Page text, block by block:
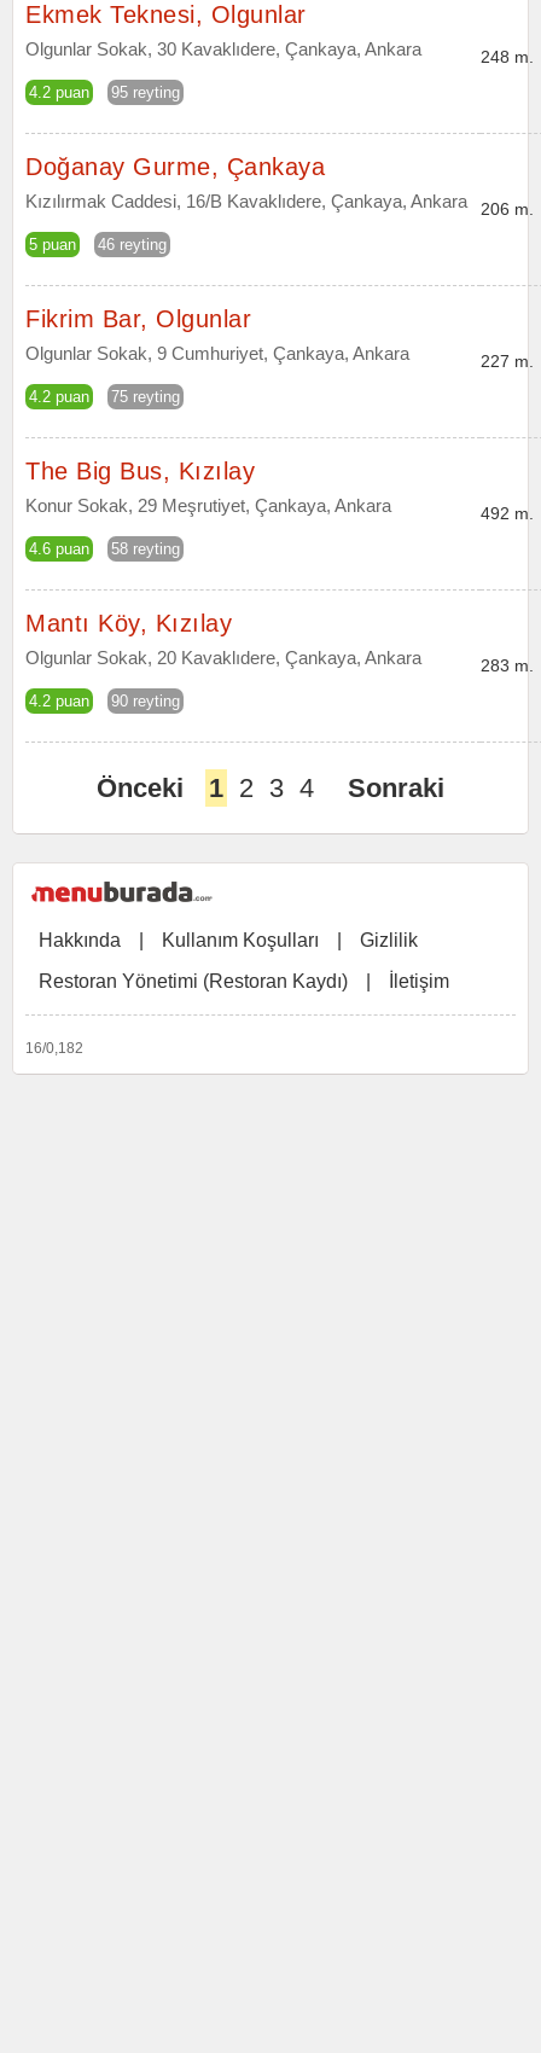
Ekmek Teknesi, Olgunlar
Olgunlar Sokak, 30 Kavaklıdere, Çankaya, Ankara
4.2 puan 95 reyting
248 m.
Doğanay Gurme, Çankaya
Kızılırmak Caddesi, 16/B Kavaklıdere, Çankaya, Ankara
5 puan 46 reyting
206 m.
Fikrim Bar, Olgunlar
Olgunlar Sokak, 9 Cumhuriyet, Çankaya, Ankara
4.2 puan 75 reyting
227 m.
The Big Bus, Kızılay
Konur Sokak, 29 Meşrutiyet, Çankaya, Ankara
4.6 puan 58 reyting
492 m.
Mantı Köy, Kızılay
Olgunlar Sokak, 20 Kavaklıdere, Çankaya, Ankara
4.2 puan 90 reyting
283 m.
Önceki 1 2 3 4 Sonraki
Hakkında Kullanım Koşulları
Gizlilik
Restoran Yönetimi (Restoran Kaydı)
İletişim
16/0,182